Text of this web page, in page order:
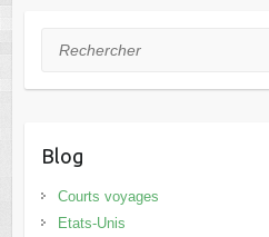
Rechercher
Blog
Courts voyages
Etats-Unis